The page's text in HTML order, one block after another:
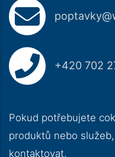
+420 702
Pokud potřebujete
produktů nebo
kontaktovat.